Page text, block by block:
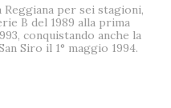
Reggiana per sei stagioni,
B del 1989 alla prima
conquistando anche la
Siro il 1° maggio 1994.